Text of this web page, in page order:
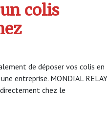
colis
de déposer vos colis en
entreprise. MONDIAL RELAY
chez le